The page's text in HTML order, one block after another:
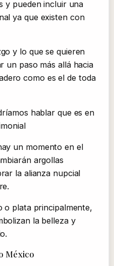
y pueden incluir una
ya que existen con
y lo que se quieren
un paso más allá hacia
como es el de toda
hablar que es en
un momento en el
argollas
la alianza nupcial
o plata principalmente,
la belleza y
México